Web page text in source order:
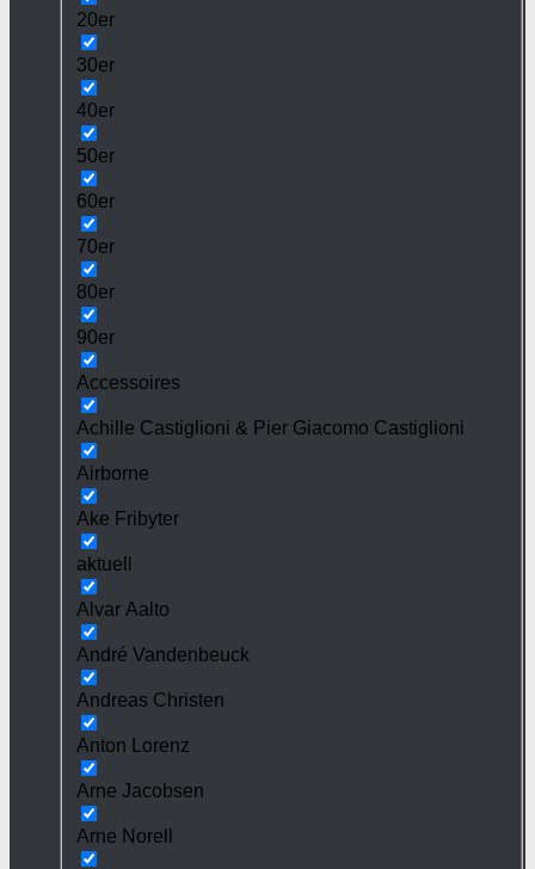
20er
30er
40er
50er
60er
70er
80er
90er
Accessoires
Achille Castiglioni & Pier Giacomo Castiglioni
Airborne
Ake Fribyter
aktuell
Alvar Aalto
André Vandenbeuck
Andreas Christen
Anton Lorenz
Arne Jacobsen
Arne Norell